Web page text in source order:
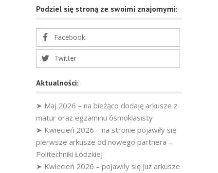
Podziel się stroną ze swoimi znajomymi:
Facebook
Twitter
Aktualności:
➤ Maj 2026 – na bieżąco dodaję arkusze z
matur oraz egzaminu ósmoklasisty
➤ Kwiecień 2026 – na stronie pojawiły się
pierwsze arkusze od nowego partnera –
Politechniki Łódzkiej
➤ Kwiecień 2026 – pojawiły się już arkusze